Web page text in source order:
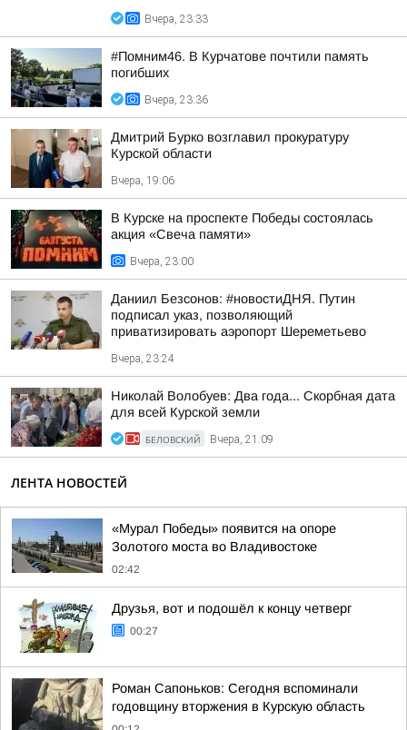
Вчера, 23:33
#Помним46. В Курчатове почтили память
погибших
Вчера, 23:36
Дмитрий Бурко возглавил прокуратуру
Курской области
Вчера, 19:06
В Курске на проспекте Победы состоялась
акция «Свеча памяти»
Вчера, 23:00
Даниил Безсонов: #новостиДНЯ. Путин
подписал указ, позволяющий
приватизировать аэропорт Шереметьево
Вчера, 23:24
Николай Волобуев: Два года... Скорбная дата
для всей Курской земли
БЕЛОВСКИЙ Вчера, 21:09
ЛЕНТА НОВОСТЕЙ
«Мурал Победы» появится на опоре
Золотого моста во Владивостоке
02:42
Друзья, вот и подошёл к концу четверг
00:27
Роман Сапоньков: Сегодня вспоминали
годовщину вторжения в Курскую область